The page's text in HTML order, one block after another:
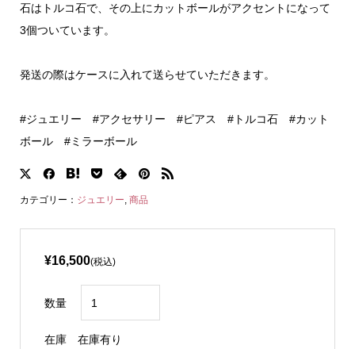
石はトルコ石で、その上にカットボールがアクセントになって
3個ついています。
発送の際はケースに入れて送らせていただきます。
#ジュエリー #アクセサリー #ピアス #トルコ石 #カット
ボール #ミラーボール
カテゴリー： ジュエリー, 商品
¥16,500(税込)
数量
在庫 在庫有り